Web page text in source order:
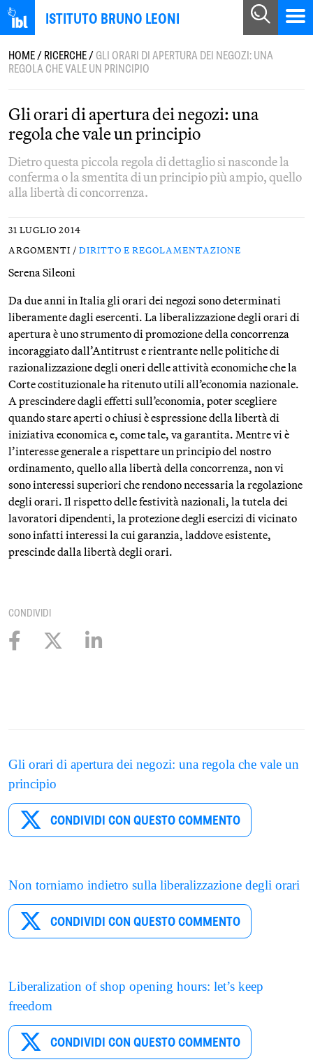
ISTITUTO BRUNO LEONI
HOME/RICERCHE/GLI ORARI DI APERTURA DEI NEGOZI: UNA
REGOLA CHE VALE UN PRINCIPIO
Gli orari di apertura dei negozi: una
regola che vale un principio
Dietro questa piccola regola di dettaglio si nasconde la
conferma o la smentita di un principio più ampio, quello
alla libertà di concorrenza.
31 LUGLIO 2014
ARGOMENTI / DIRITTO E REGOLAMENTAZIONE
Serena Sileoni
Da due anni in Italia gli orari dei negozi sono determinati
liberamente dagli esercenti. La liberalizzazione degli orari di
apertura è uno strumento di promozione della concorrenza
incoraggiato dall’Antitrust e rientrante nelle politiche di
razionalizzazione degli oneri delle attività economiche che la
Corte costituzionale ha ritenuto utili all’economia nazionale.
A prescindere dagli effetti sull’economia, poter scegliere
quando stare aperti o chiusi è espressione della libertà di
iniziativa economica e, come tale, va garantita. Mentre vi è
l’interesse generale a rispettare un principio del nostro
ordinamento, quello alla libertà della concorrenza, non vi
sono interessi superiori che rendono necessaria la regolazione
degli orari. Il rispetto delle festività nazionali, la tutela dei
lavoratori dipendenti, la protezione degli esercizi di vicinato
sono infatti interessi la cui garanzia, laddove esistente,
prescinde dalla libertà degli orari.
CONDIVIDI
Gli orari di apertura dei negozi: una regola che vale un
principio
CONDIVIDI CON QUESTO COMMENTO
Non torniamo indietro sulla liberalizzazione degli orari
CONDIVIDI CON QUESTO COMMENTO
Liberalization of shop opening hours: let’s keep
freedom
CONDIVIDI CON QUESTO COMMENTO